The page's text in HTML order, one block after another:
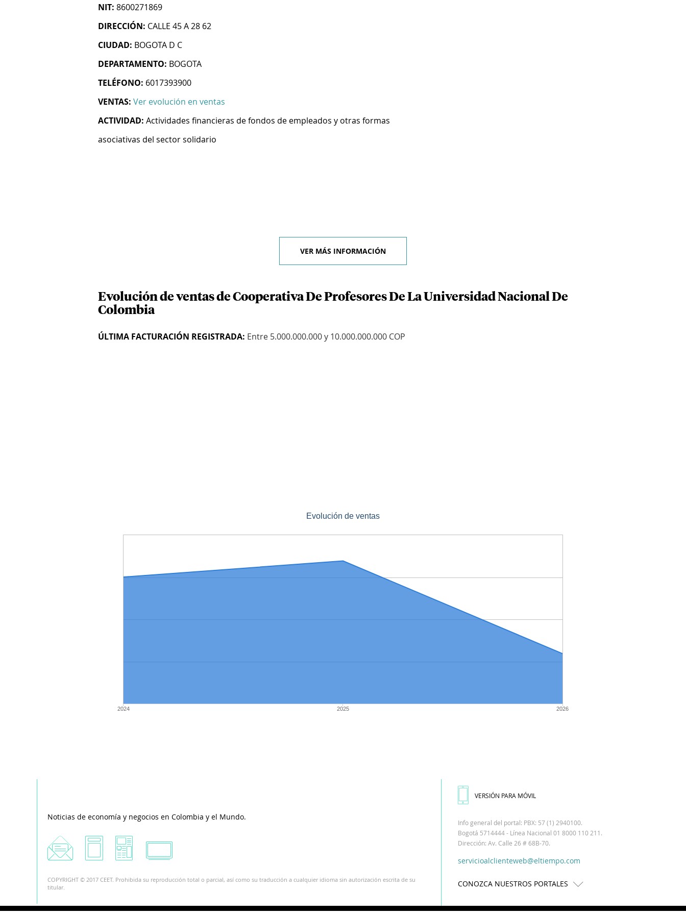
NIT: 8600271869
DIRECCIÓN: CALLE 45 A 28 62
CIUDAD: BOGOTA D C
DEPARTAMENTO: BOGOTA
TELÉFONO: 6017393900
VENTAS: Ver evolución en ventas
ACTIVIDAD: Actividades financieras de fondos de empleados y otras formas
asociativas del sector solidario
VER MÁS INFORMACIÓN
Evolución de ventas de Cooperativa De Profesores De La Universidad Nacional De
Colombia
ÚLTIMA FACTURACIÓN REGISTRADA: Entre 5.000.000.000 y 10.000.000.000 COP
Evolución de ventas
2024 2025 2026
Noticias de economía y negocios en Colombia y el Mundo.
COPYRIGHT © 2017 CEET. Prohibida su reproducción total o parcial, así como su traducción a cualquier idioma sin autorización escrita de su
titular.
VERSIÓN PARA MÓVIL
Info general del portal: PBX: 57 (1) 2940100.
Bogotá 5714444 - Línea Nacional 01 8000 110 211.
Dirección: Av. Calle 26 # 68B-70.
servicioalclienteweb@eltiempo.com
CONOZCA NUESTROS PORTALES